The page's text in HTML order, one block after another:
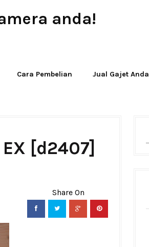
anda!
Cara Pembelian Jual Gajet Anda
[d2407]